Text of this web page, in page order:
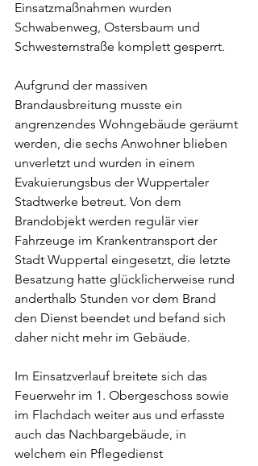
Einsatzmaßnahmen wurden
Schwabenweg, Ostersbaum und
Schwesternstraße komplett gesperrt.
Aufgrund der massiven
Brandausbreitung musste ein
angrenzendes Wohngebäude geräumt
werden, die sechs Anwohner blieben
unverletzt und wurden in einem
Evakuierungsbus der Wuppertaler
Stadtwerke betreut. Von dem
Brandobjekt werden regulär vier
Fahrzeuge im Krankentransport der
Stadt Wuppertal eingesetzt, die letzte
Besatzung hatte glücklicherweise rund
anderthalb Stunden vor dem Brand
den Dienst beendet und befand sich
daher nicht mehr im Gebäude.
Im Einsatzverlauf breitete sich das
Feuerwehr im 1. Obergeschoss sowie
im Flachdach weiter aus und erfasste
auch das Nachbargebäude, in
welchem ein Pflegedienst